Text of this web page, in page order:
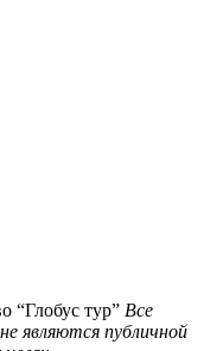
“Глобус тур” Все
являются публичной